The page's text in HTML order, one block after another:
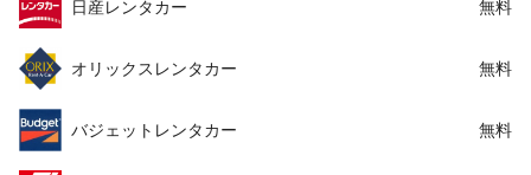
日産レンタカー 無料
オリックスレンタカー 無料
バジェットレンタカー 無料